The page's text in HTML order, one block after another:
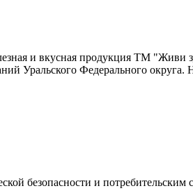
и вкусная продукция ТМ "Живи
Уральского Федерального округа.
безопасности и